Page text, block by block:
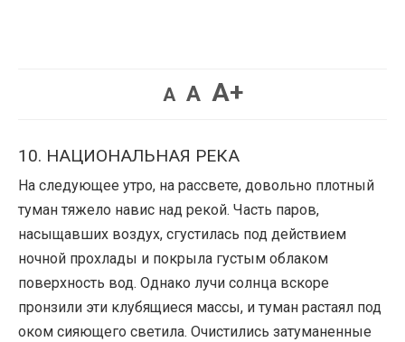
AУменьшить
AВернуть
A+Увеличить
10. НАЦИОНАЛЬНАЯ РЕКА
На следующее утро, на рассвете, довольно плотный
туман тяжело навис над рекой. Часть паров,
насыщавших воздух, сгустилась под действием
ночной прохлады и покрыла густым облаком
поверхность вод. Однако лучи солнца вскоре
пронзили эти клубящиеся массы, и туман растаял под
оком сияющего светила. Очистились затуманенные